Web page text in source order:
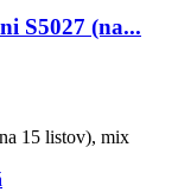
S5027 (na...
15 listov), mix